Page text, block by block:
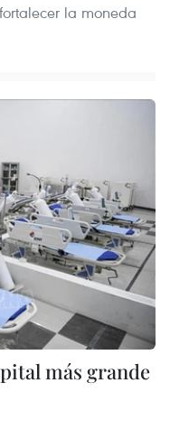
la moneda
más grande